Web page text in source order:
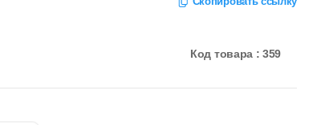
Код товара : 359